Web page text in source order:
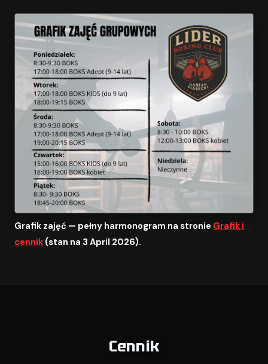
Grafik zajęć — pełny harmonogram na stronie Grafik i
cennik (stan na 3 April 2026).
Cennik